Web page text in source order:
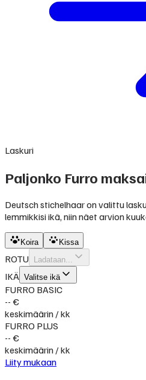
Laskuri
Paljonko Furro
Deutsch stichelhaar on valittu
lemmikkisi ikä, niin näet arvion
Koira Kissa
ROTU Ladataan...
IKÄ Valitse ikä
FURRO BASIC
-- €
keskimäärin / kk
FURRO PLUS
-- €
keskimäärin / kk
Liity mukaan